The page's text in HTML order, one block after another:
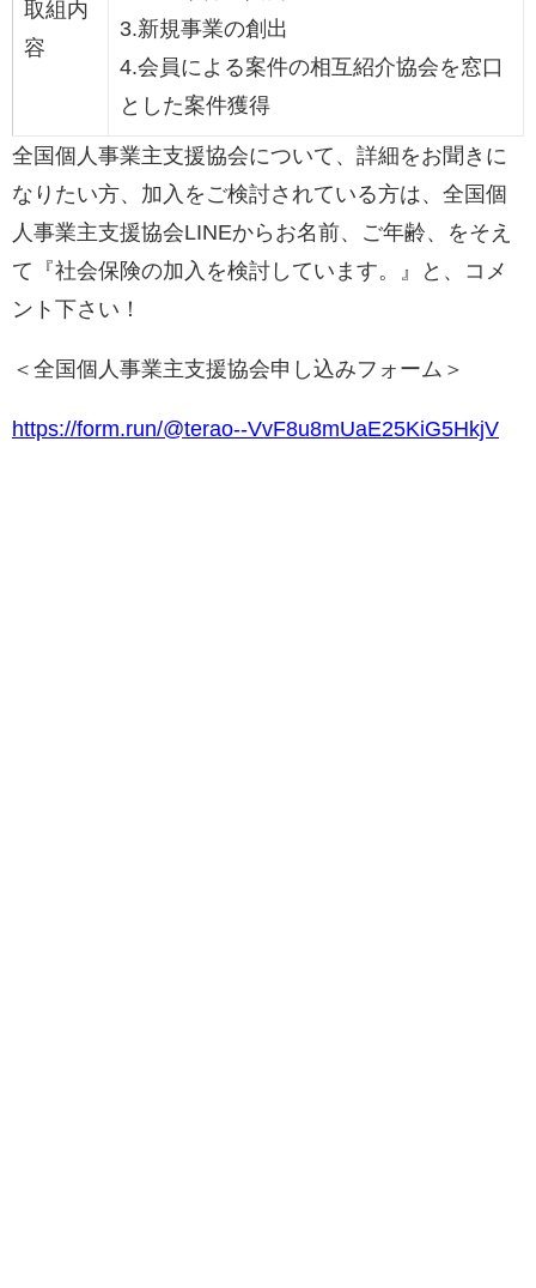
取組内
容
3.新規事業の創出
4.会員による案件の相互紹介協会を窓口
とした案件獲得
全国個人事業主支援協会について、詳細をお聞きに
なりたい方、加入をご検討されている方は、全国個
人事業主支援協会LINEからお名前、ご年齢、をそえ
て『社会保険の加入を検討しています。』と、コメ
ント下さい！
＜全国個人事業主支援協会申し込みフォーム＞
https://form.run/@terao--VvF8u8mUaE25KiG5HkjV